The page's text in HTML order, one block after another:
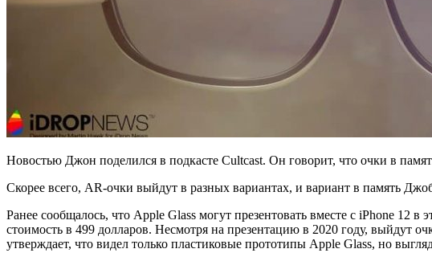
Новостью Джон поделился в подкасте Cultcast. Он говорит, что очки в
Скорее всего, AR-очки выйдут в разных вариантах, и вариант в память
Ранее сообщалось, что Apple Glass могут презентовать вместе с iPhone 12
стоимость в 499 долларов. Несмотря на презентацию в 2020 году, выйдут
утверждает, что видел только пластиковые прототипы Apple Glass, но